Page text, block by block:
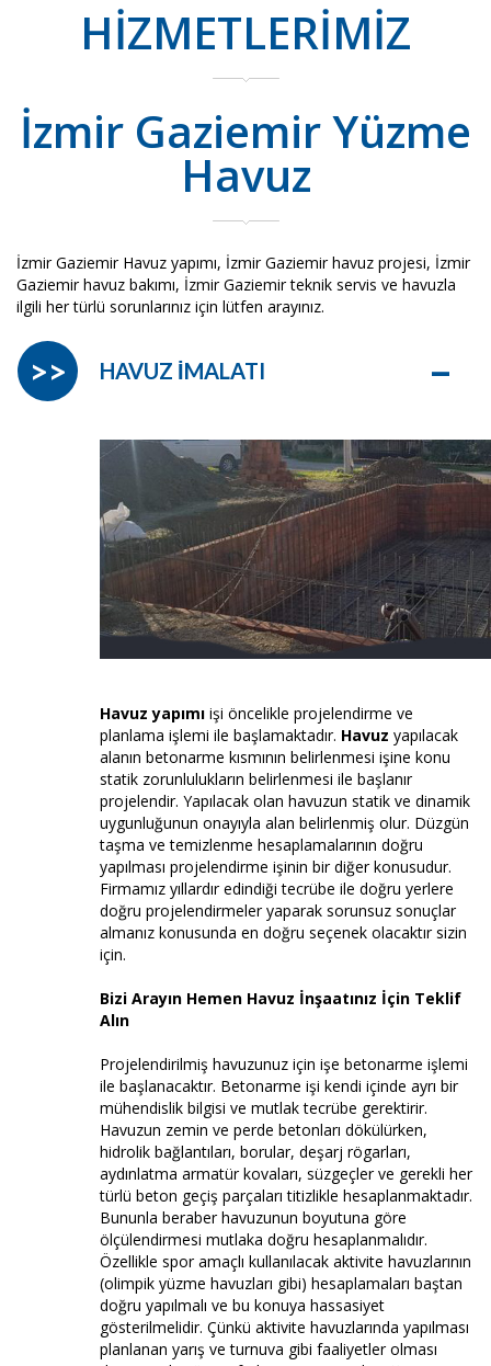
HİZMETLERİMİZ
İzmir Gaziemir Yüzme
Havuz
İzmir Gaziemir Havuz yapımı, İzmir Gaziemir havuz projesi, İzmir
Gaziemir havuz bakımı, İzmir Gaziemir teknik servis ve havuzla
ilgili her türlü sorunlarınız için lütfen arayınız.
HAVUZ İMALATI –
>>
Havuz yapımı işi öncelikle projelendirme ve
planlama işlemi ile başlamaktadır. Havuz yapılacak
alanın betonarme kısmının belirlenmesi işine konu
statik zorunlulukların belirlenmesi ile başlanır
projelendir. Yapılacak olan havuzun statik ve dinamik
uygunluğunun onayıyla alan belirlenmiş olur. Düzgün
taşma ve temizlenme hesaplamalarının doğru
yapılması projelendirme işinin bir diğer konusudur.
Firmamız yıllardır edindiği tecrübe ile doğru yerlere
doğru projelendirmeler yaparak sorunsuz sonuçlar
almanız konusunda en doğru seçenek olacaktır sizin
için.
Bizi Arayın Hemen Havuz İnşaatınız İçin Teklif
Alın
Projelendirilmiş havuzunuz için işe betonarme işlemi
ile başlanacaktır. Betonarme işi kendi içinde ayrı bir
mühendislik bilgisi ve mutlak tecrübe gerektirir.
Havuzun zemin ve perde betonları dökülürken,
hidrolik bağlantıları, borular, deşarj rögarları,
aydınlatma armatür kovaları, süzgeçler ve gerekli her
türlü beton geçiş parçaları titizlikle hesaplanmaktadır.
Bununla beraber havuzunun boyutuna göre
ölçülendirmesi mutlaka doğru hesaplanmalıdır.
Özellikle spor amaçlı kullanılacak aktivite havuzlarının
(olimpik yüzme havuzları gibi) hesaplamaları baştan
doğru yapılmalı ve bu konuya hassasiyet
gösterilmelidir. Çünkü aktivite havuzlarında yapılması
planlanan yarış ve turnuva gibi faaliyetler olması